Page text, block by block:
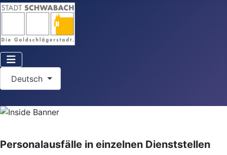
Deutsch
Personalausfälle in einzelnen Dienststellen